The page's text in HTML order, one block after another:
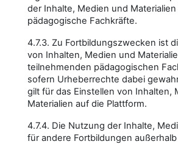
der Inhalte, Medien und
pädagogische Fachkräfte.
4.7.3. Zu Fortbildungszwecken ist
von Inhalten, Medien und
teilnehmenden pädagogischen
sofern Urheberrechte dabei
gilt für das Einstellen von Inhalten,
Materialien auf die Plattform.
4.7.4. Die Nutzung der Inhalte,
für andere Fortbildungen